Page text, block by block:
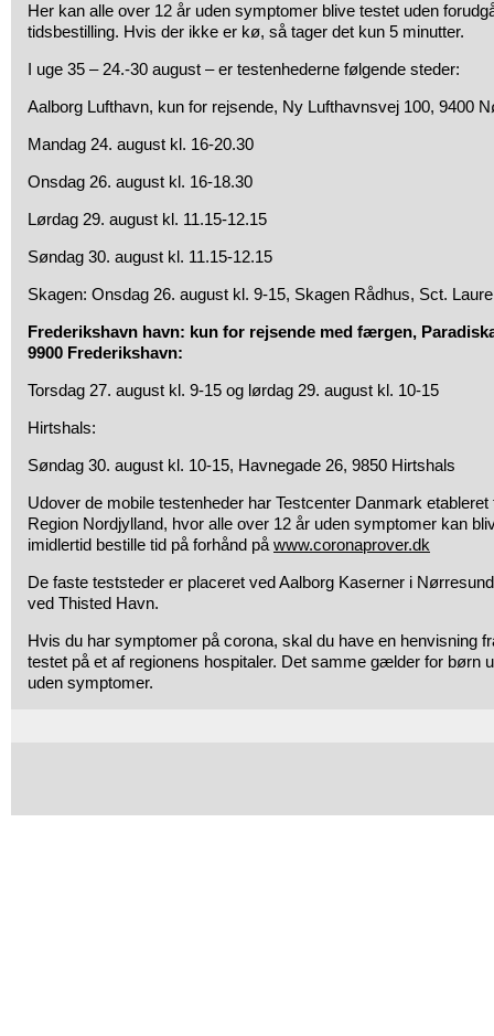
Her kan alle over 12 år uden symptomer blive testet uden
tidsbestilling. Hvis der ikke er kø, så tager det kun 5 minutter.
I uge 35 – 24.-30 august – er testenhederne følgende steder:
Aalborg Lufthavn, kun for rejsende, Ny Lufthavnsvej 100, 9400
Mandag 24. august kl. 16-20.30
Onsdag 26. august kl. 16-18.30
Lørdag 29. august kl. 11.15-12.15
Søndag 30. august kl. 11.15-12.15
Skagen: Onsdag 26. august kl. 9-15, Skagen Rådhus, Sct.
Frederikshavn havn: kun for rejsende med færgen,
9900 Frederikshavn:
Torsdag 27. august kl. 9-15 og lørdag 29. august kl. 10-15
Hirtshals:
Søndag 30. august kl. 10-15, Havnegade 26, 9850 Hirtshals
Udover de mobile testenheder har Testcenter Danmark
Region Nordjylland, hvor alle over 12 år uden symptomer kan
imidlertid bestille tid på forhånd på www.coronaprover.dk
De faste teststeder er placeret ved Aalborg Kaserner i
ved Thisted Havn.
Hvis du har symptomer på corona, skal du have en henvisning
testet på et af regionens hospitaler. Det samme gælder for børn
uden symptomer.